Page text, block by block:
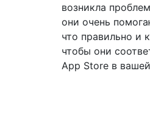
возникла
они очень
что правильно и
чтобы они
App Store в